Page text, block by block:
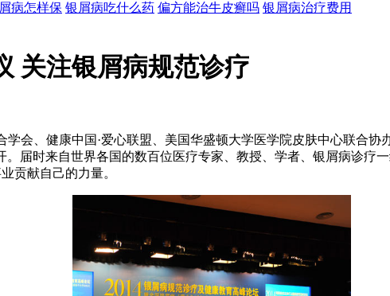
病怎样保 银屑病吃什么药 偏方能治牛皮癣吗 银屑病治疗费用
关注银屑病规范诊疗
会、健康中国·爱心联盟、美国华盛顿大学医学院皮肤中心联合
。届时来自世界各国的数百位医疗专家、教授、学者、银屑病诊疗
贡献自己的力量。